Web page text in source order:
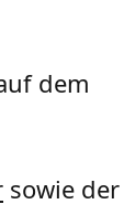
dem
sowie der